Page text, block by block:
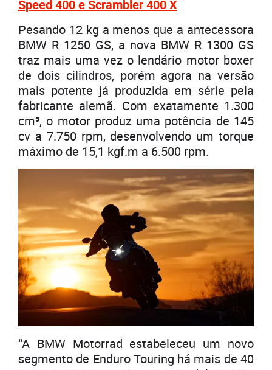
Speed 400 e Scrambler 400 X
Pesando 12 kg a menos que a antecessora
BMW R 1250 GS, a nova BMW R 1300 GS
traz mais uma vez o lendário motor boxer
de dois cilindros, porém agora na versão
mais potente já produzida em série pela
fabricante alemã. Com exatamente 1.300
cm³, o motor produz uma potência de 145
cv a 7.750 rpm, desenvolvendo um torque
máximo de 15,1 kgf.m a 6.500 rpm.
“A BMW Motorrad estabeleceu um novo
segmento de Enduro Touring há mais de 40